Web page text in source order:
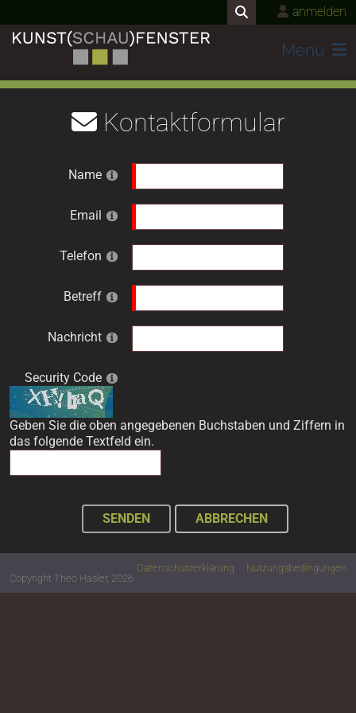
anmelden
Menu
Kontaktformular
Name
Email
Telefon
Betreff
Nachricht
Security Code
Geben Sie die oben angegebenen Buchstaben und Ziffern in
das folgende Textfeld ein.
SENDEN ABBRECHEN
Nutzungsbedingungen
Datenschutzerklärung
Copyright Theo Hasler, 2026